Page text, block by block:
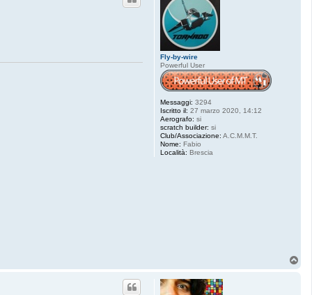
Fly-by-wire
Powerful User
Messaggi: 3294
Iscritto il: 27 marzo 2020, 14:12
Aerografo: si
scratch builder: si
Club/Associazione: A.C.M.M.T.
Nome: Fabio
Località: Brescia